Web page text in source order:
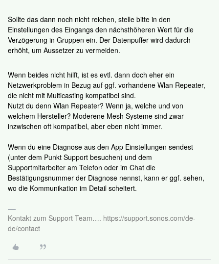
Sollte das dann noch nicht reichen, stelle bitte in den
Einstellungen des Eingangs den nächsthöheren Wert für die
Verzögerung in Gruppen ein. Der Datenpuffer wird dadurch
erhöht, um Aussetzer zu vermeiden.
Wenn beides nicht hilft, ist es evtl. dann doch eher ein
Netzwerkproblem in Bezug auf ggf. vorhandene Wlan Repeater,
die nicht mit Multicasting kompatibel sind.
Nutzt du denn Wlan Repeater? Wenn ja, welche und von
welchem Hersteller? Moderene Mesh Systeme sind zwar
inzwischen oft kompatibel, aber eben nicht immer.
Wenn du eine Diagnose aus den App Einstellungen sendest
(unter dem Punkt Support besuchen) und dem
Supportmitarbeiter am Telefon oder im Chat die
Bestätigungsnummer der Diagnose nennst, kann er ggf. sehen,
wo die Kommunikation im Detail scheitert.
Kontakt zum Support Team…. https://support.sonos.com/de-
de/contact